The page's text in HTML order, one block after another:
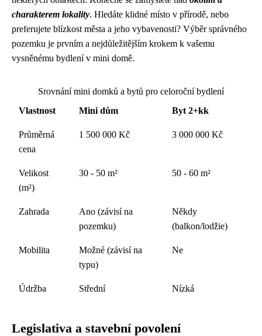
charakterem lokality. Hledáte klidné místo v přírodě, nebo
preferujete blízkost města a jeho vybavenosti? Výběr správného
pozemku je prvním a nejdůležitějším krokem k vašemu
vysněnému bydlení v mini domě.
Srovnání mini domků a bytů pro celoroční bydlení
Vlastnost
Mini dům Byt 2+kk
Průměrná
cena
1 500 000 Kč 3 000 000 Kč
Velikost
(m²)
30 - 50 m² 50 - 60 m²
Zahrada
Ano (závisí na
pozemku)
Někdy
(balkon/lodžie)
Mobilita
Možné (závisí na
typu)
Ne
Údržba Střední Nízká
Legislativa a stavební povolení